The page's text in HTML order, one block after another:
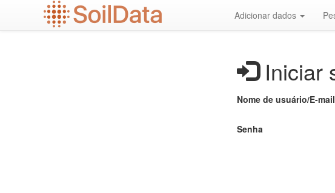
Adicionar dados
Iniciar
Nome de usuário/E-mail
Senha